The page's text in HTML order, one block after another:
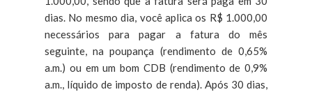
dias. No mesmo dia, você aplica os R$ 1.000,00
necessários para pagar a fatura do mês
seguinte, na poupança (rendimento de 0,65%
a.m.) ou em um bom CDB (rendimento de 0,9%
a.m., líquido de imposto de renda). Após 30 dias,